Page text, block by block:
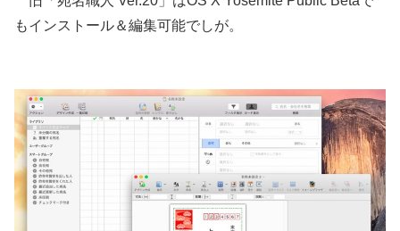
もインストール＆編集可能でしが。